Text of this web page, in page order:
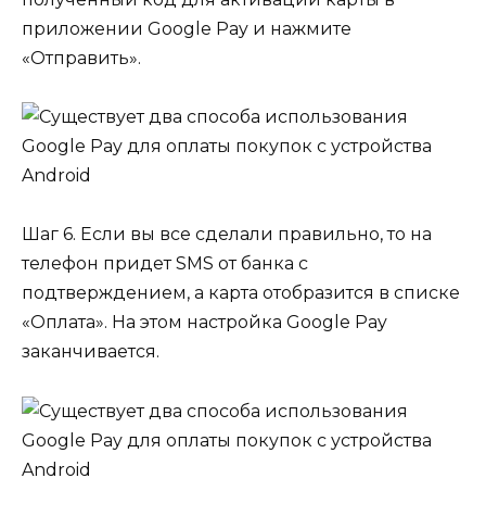
приложении Google Pay и нажмите
«Отправить».
Шаг 6. Если вы все сделали правильно, то на
телефон придет SMS от банка с
подтверждением, а карта отобразится в списке
«Оплата». На этом настройка Google Pay
заканчивается.